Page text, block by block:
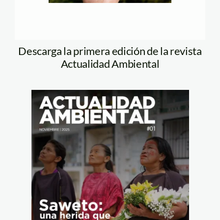
Descarga la primera edición de la revista
Actualidad Ambiental